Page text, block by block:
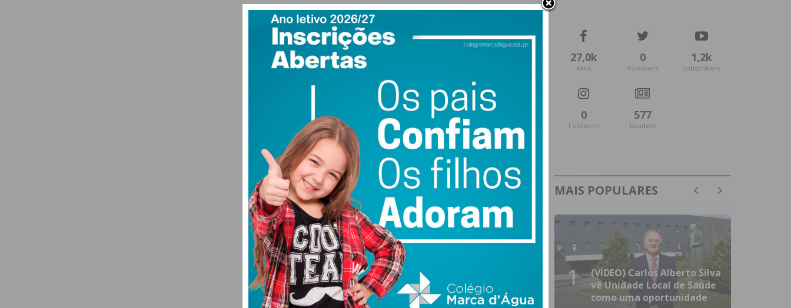
27,0k
Fans
0
Followers
1,2k
Subscribers
0
Followers
577
Readers
MAIS POPULARES
1
(VÍDEO) Carlos Alberto Silva
vê Unidade Local de Saúde
como uma oportunidade